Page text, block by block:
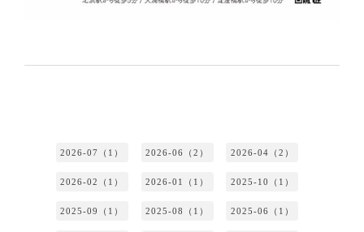
2026-07（1） 2026-06（2） 2026-04（2）
2026-02（1） 2026-01（1） 2025-10（1）
2025-09（1） 2025-08（1） 2025-06（1）